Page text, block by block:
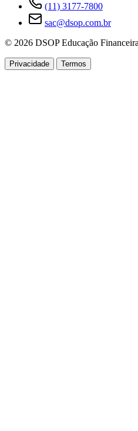
(11) 3177-7800
sac@dsop.com.br
© 2026 DSOP Educação
Privacidade Termos